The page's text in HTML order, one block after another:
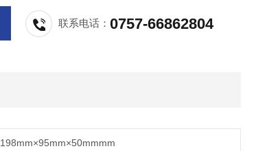
联系电话：0757-66862804
198mm×95mm×50mmmm